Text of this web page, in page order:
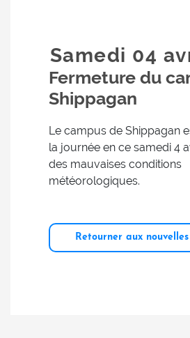
Samedi 04
Fermeture du
Shippagan
Le campus de Shippagan
la journée en ce samedi 4
des mauvaises conditions
météorologiques.
Retourner aux nouvelles